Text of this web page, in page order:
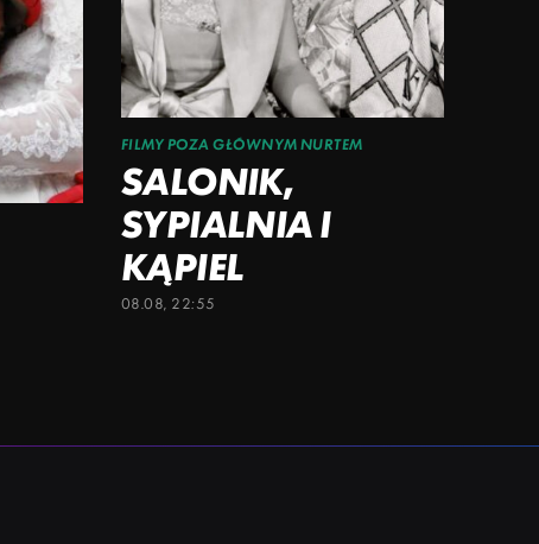
FILMY POZA GŁÓWNYM NURTEM
SALONIK,
SYPIALNIA I
KĄPIEL
08.08, 22:55